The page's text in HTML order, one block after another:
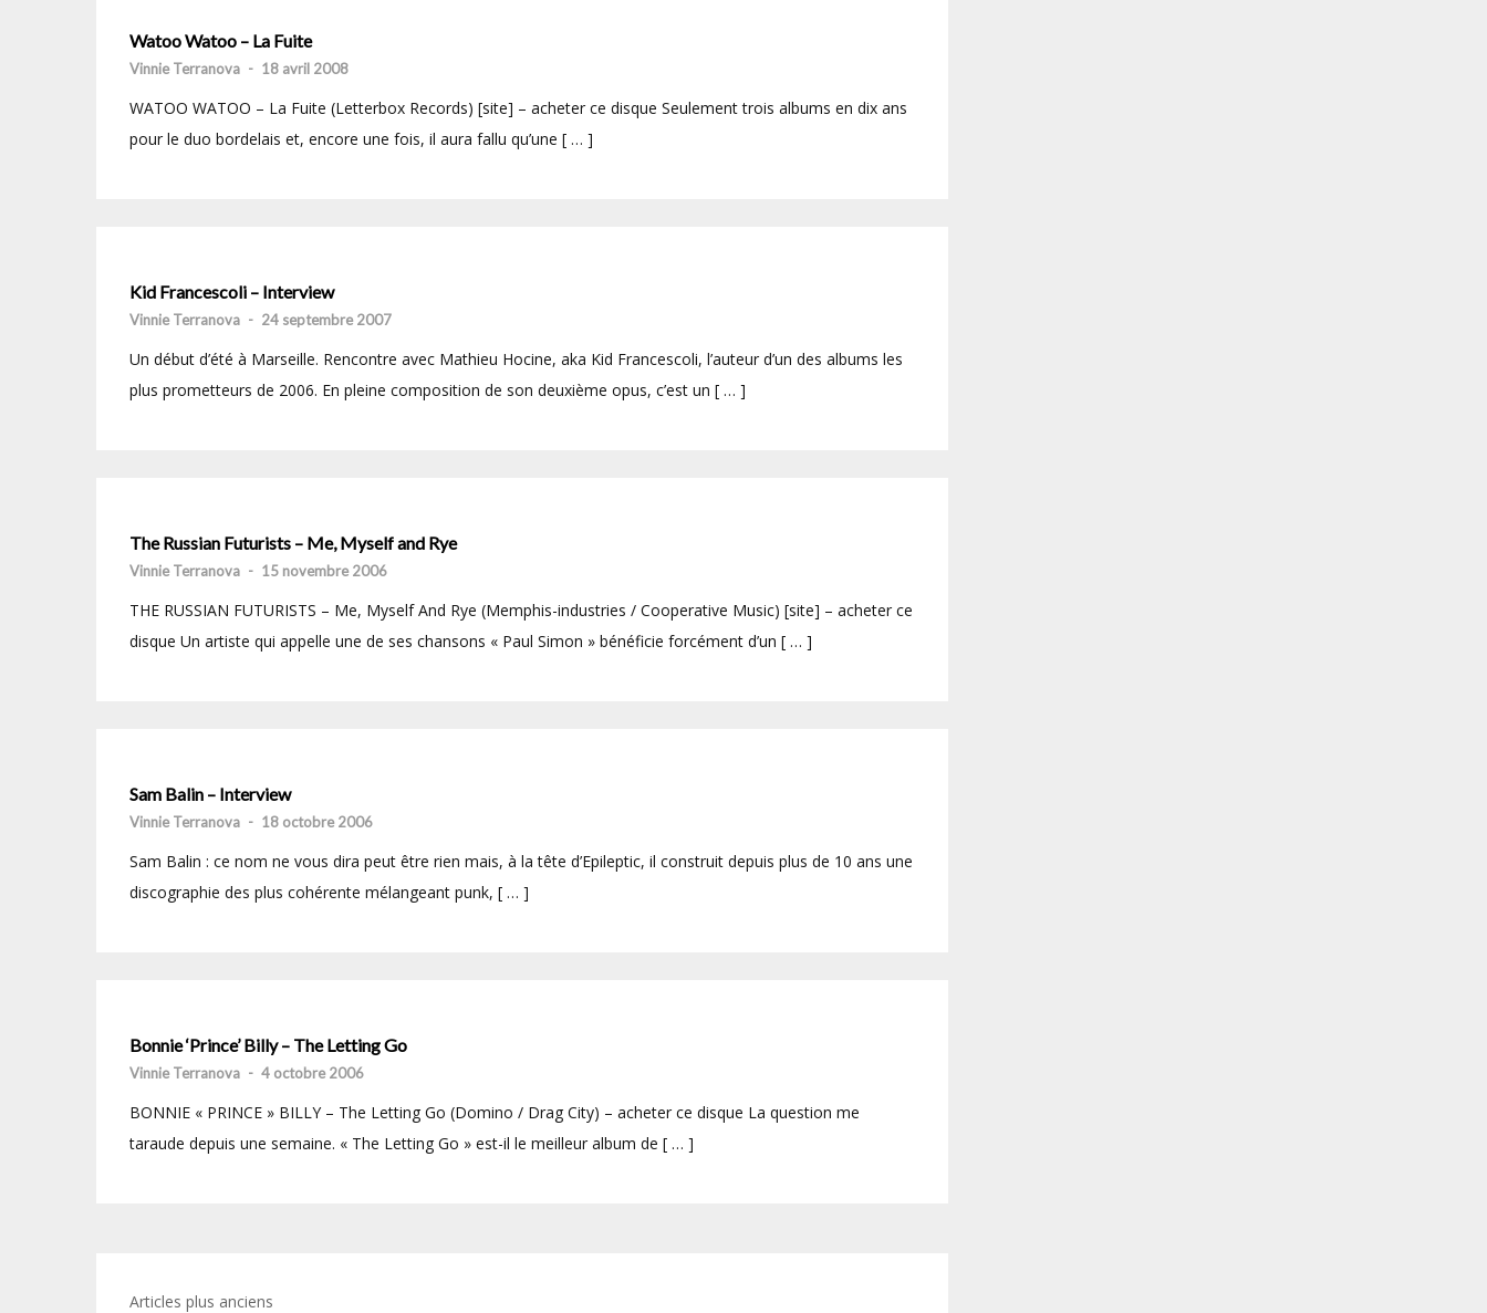
Watoo Watoo – La Fuite
Vinnie Terranova - 18 avril 2008
WATOO WATOO – La Fuite (Letterbox Records) [site] – acheter ce disque Seulement trois albums en dix ans
pour le duo bordelais et, encore une fois, il aura fallu qu’une [ … ]
Kid Francescoli – Interview
Vinnie Terranova - 24 septembre 2007
Un début d’été à Marseille. Rencontre avec Mathieu Hocine, aka Kid Francescoli, l’auteur d’un des albums les
plus prometteurs de 2006. En pleine composition de son deuxième opus, c’est un [ … ]
The Russian Futurists – Me, Myself and Rye
Vinnie Terranova - 15 novembre 2006
THE RUSSIAN FUTURISTS – Me, Myself And Rye (Memphis-industries / Cooperative Music) [site] – acheter ce
disque Un artiste qui appelle une de ses chansons « Paul Simon » bénéficie forcément d’un [ … ]
Sam Balin – Interview
Vinnie Terranova - 18 octobre 2006
Sam Balin : ce nom ne vous dira peut être rien mais, à la tête d’Epileptic, il construit depuis plus de 10 ans une
discographie des plus cohérente mélangeant punk, [ … ]
Bonnie ‘Prince’ Billy – The Letting Go
Vinnie Terranova - 4 octobre 2006
BONNIE « PRINCE » BILLY – The Letting Go (Domino / Drag City) – acheter ce disque La question me
taraude depuis une semaine. « The Letting Go » est-il le meilleur album de [ … ]
Navigation
Articles plus anciens